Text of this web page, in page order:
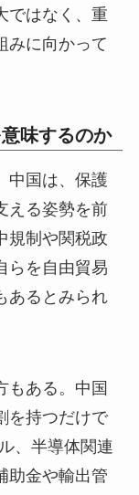
ではなく、重
みに向かって
味するのか
中国は、保護
える姿勢を前
規制や関税政
らを自由貿易
あるとみられ
もある。中国
を持つだけで
、半導体関連
助金や輸出管